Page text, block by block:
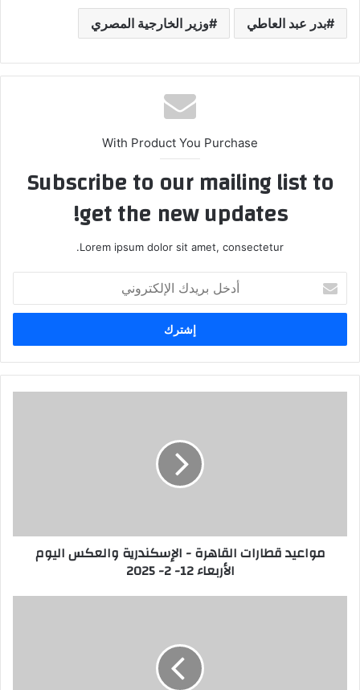
بدر عبد العاطي وزير الخارجية المصري
With Product You Purchase
Subscribe to our mailing list to
get the new updates!
Lorem ipsum dolor sit amet, consectetur.
بريدك
الإلكتروني
مواعيد قطارات القاهرة - الإسكندرية والعكس اليوم
الأربعاء 12- 2- 2025